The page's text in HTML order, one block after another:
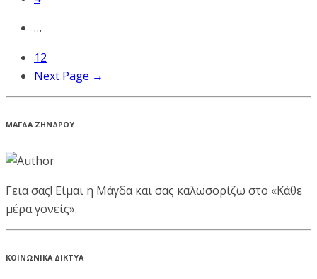
…
12
Next Page →
ΜΑΓΔΑ ΖΗΝΔΡΟΥ
Γεια σας! Είμαι η Μάγδα και σας καλωσορίζω στο «Κάθε
μέρα γονείς».
ΚΟΙΝΩΝΙΚΑ ΔΙΚΤΥΑ